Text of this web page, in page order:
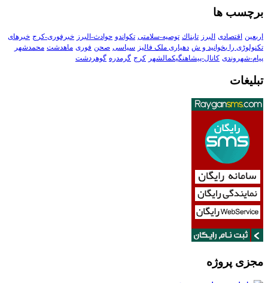
برچسب ها
اربعین اقتصادی البرز تابناك توصیه-سلامتی تکواندو حوادث-البرز خبرفوری-کرج خبرهای
تکنولوڑی را بخوانید و ش دهیاری ملک فالیز سیاسی صحن فوری ماهدشت محمدشهر
پیام-شهروندی کانال-پیشاهنگیکمالشهر کرج گرمدره گوهردشت
تبلیغات
مجزی پروژه